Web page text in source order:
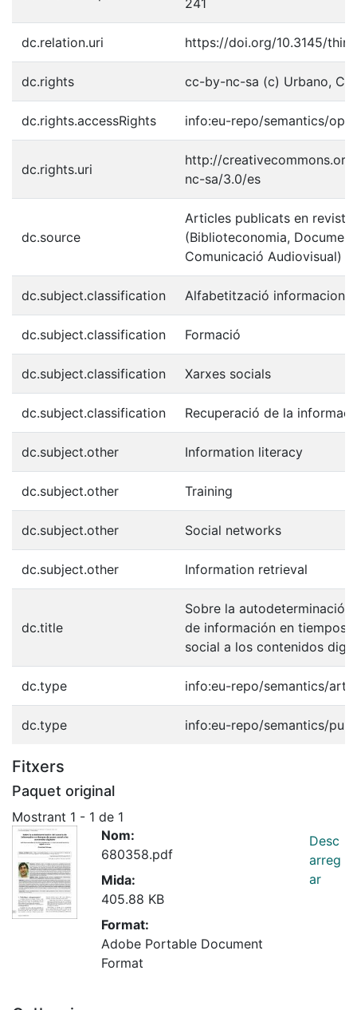
dc.relation.uri https://doi.org/10.3145/
dc.rights cc-by-nc-sa (c) Urbano,
dc.rights.accessRights info:eu-repo/semantics/
dc.rights.uri
http://
nc-sa/3.0/es
dc.source
Articles publicats en
(Biblioteconomia,
Comunicació Audiovisual)
dc.subject.classification Alfabetització informacional
dc.subject.classification Formació
dc.subject.classification Xarxes socials
dc.subject.classification Recuperació de la
dc.subject.other Information literacy
dc.subject.other Training
dc.subject.other Social networks
dc.subject.other Information retrieval
dc.title
Sobre la autodeterminación
de información en tiempos
social a los contenidos
dc.type info:eu-repo/semantics/
dc.type info:eu-repo/semantics/
Fitxers
Paquet original
Mostrant 1 - 1 de 1
Nom:
680358.pdf
Mida:
405.88 KB
Format:
Adobe Portable Document
Format
Desc
arreg
ar